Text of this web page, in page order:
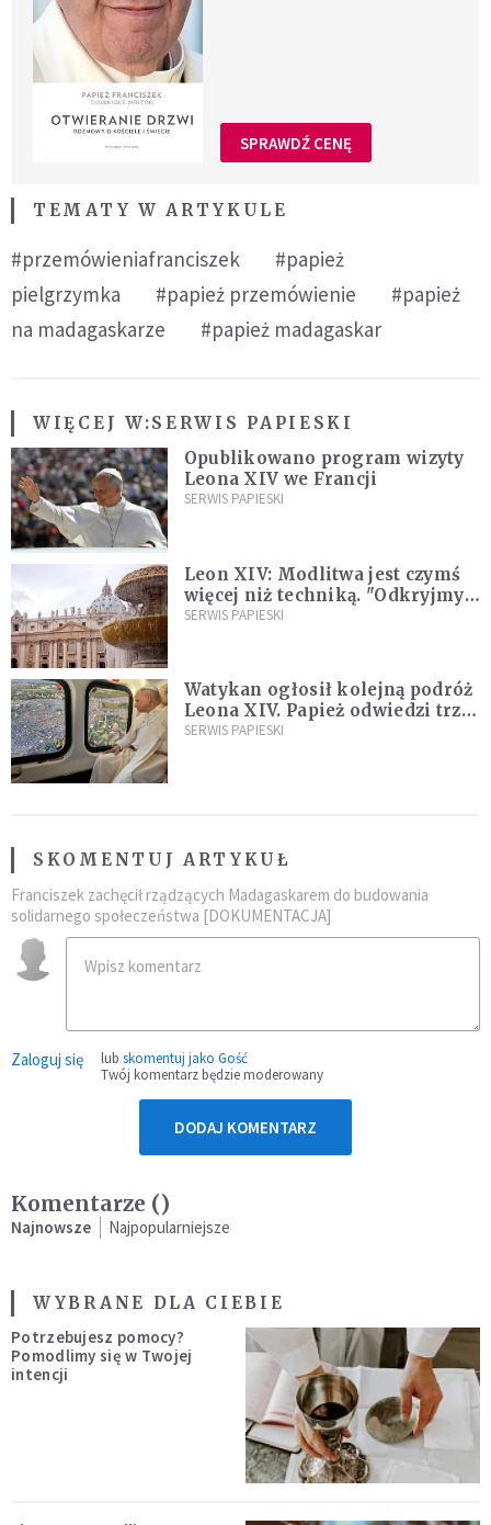
SPRAWDŹ CENĘ
TEMATY W ARTYKULE
#przemówieniafranciszek
#papież
pielgrzymka
#papież przemówienie
#papież
na madagaskarze
#papież madagaskar
WIĘCEJ W:SERWIS PAPIESKI
Opublikowano program wizyty
Leona XIV we Francji
SERWIS PAPIESKI
Leon XIV: Modlitwa jest czymś
więcej niż techniką. "Odkryjmy
ją na nowo"
SERWIS PAPIESKI
Watykan ogłosił kolejną podróż
Leona XIV. Papież odwiedzi trzy
kraje Ameryki Południowej
SERWIS PAPIESKI
SKOMENTUJ ARTYKUŁ
Franciszek zachęcił rządzących Madagaskarem do budowania
solidarnego społeczeństwa [DOKUMENTACJA]
Zaloguj się lub skomentuj jako Gość
Twój komentarz będzie moderowany
DODAJ KOMENTARZ
Komentarze ()
Najnowsze Najpopularniejsze
WYBRANE DLA CIEBIE
Potrzebujesz pomocy?
Pomodlimy się w Twojej
intencji